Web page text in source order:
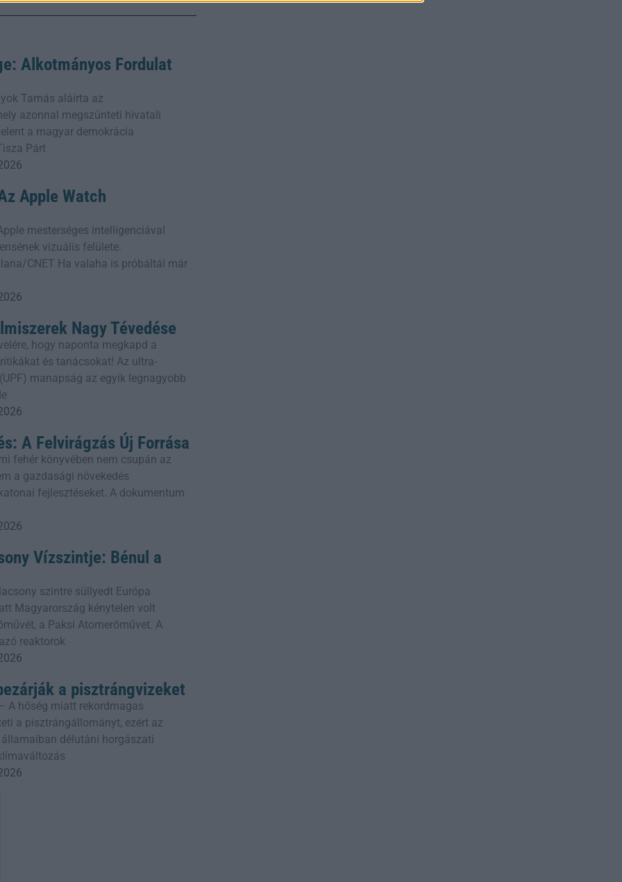
Alkotmányos Fordulat
Tamás aláírta az
azonnal megszünteti hivatali
a magyar demokrácia
Párt
Apple Watch
mesterséges intelligenciával
vizuális felülete.
CNET Ha valaha is próbáltál már
Nagy Tévedése
hogy naponta megkapd a
és tanácsokat! Az ultra-
manapság az egyik legnagyobb
A Felvirágzás Új Forrása
fehér könyvében nem csupán az
a gazdasági növekedés
fejlesztéseket. A dokumentum
Vízszintje: Bénul a
szintre süllyedt Európa
Magyarország kénytelen volt
a Paksi Atomerőművet. A
reaktorok
a pisztrángvizeket
A hőség miatt rekordmagas
a pisztrángállományt, ezért az
délutáni horgászati